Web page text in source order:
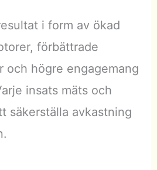
i form av ökad
förbättrade
och högre engagemang
insats mäts och
säkerställa avkastning